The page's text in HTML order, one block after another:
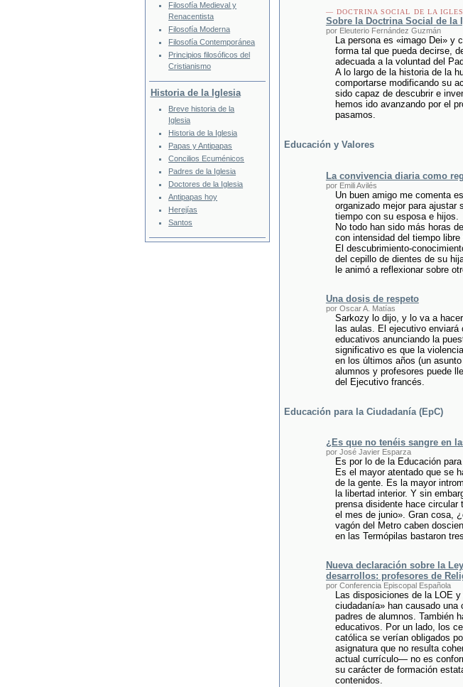
— DOCTRINA SOCIAL DE LA
Sobre la Doctrina Social de la
por Eleuterio Fernández Guzmán
La persona es «imago Dei» y
forma tal que pueda decirse,
adecuada a la voluntad del
A lo largo de la historia de la
comportarse modificando su
sido capaz de descubrir e
hemos ido avanzando por el
pasamos.
Educación y Valores
La convivencia diaria como
por Emili Avilés
Un buen amigo me comenta
organizado mejor para ajustar
tiempo con su esposa e hijos.
No todo han sido más horas
con intensidad del tiempo libre
El descubrimiento-
del cepillo de dientes de su
le animó a reflexionar sobre
Una dosis de respeto
por Oscar A. Matías
Sarkozy lo dijo, y lo va a
las aulas. El ejecutivo
educativos anunciando la
significativo es que la
en los últimos años (un
alumnos y profesores puede
del Ejecutivo francés.
Educación para la Ciudadanía (EpC)
¿Es que no tenéis sangre en
por José Javier Esparza
Es por lo de la Educación
Es el mayor atentado que se
de la gente. Es la mayor
la libertad interior. Y sin
prensa disidente hace circular
el mes de junio». Gran cosa,
vagón del Metro caben
en las Termópilas bastaron
Nueva declaración sobre la
desarrollos: profesores de
por Conferencia Episcopal Española
Las disposiciones de la LOE
ciudadanía» han causado una
padres de alumnos. También
educativos. Por un lado, los
católica se verían obligados
asignatura que no resulta
actual currículo— no es
su carácter de formación
contenidos.
Filosofía Medieval y
Renacentista
Filosofía Moderna
Filosofía Contemporánea
Principios filosóficos del
Cristianismo
Historia de la Iglesia
Breve historia de la
Iglesia
Historia de la Iglesia
Papas y Antipapas
Concilios Ecuménicos
Padres de la Iglesia
Doctores de la Iglesia
Antipapas hoy
Herejías
Santos